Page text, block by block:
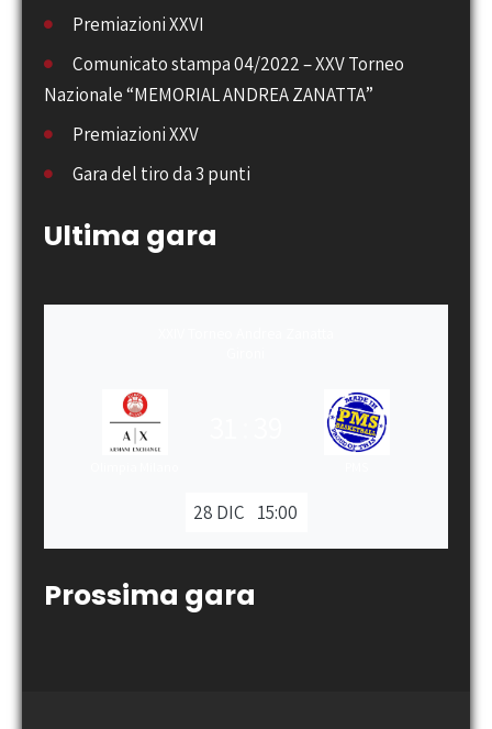
Premiazioni XXVI
Comunicato stampa 04/2022 – XXV Torneo
Nazionale “MEMORIAL ANDREA ZANATTA”
Premiazioni XXV
Gara del tiro da 3 punti
Ultima gara
28 DIC 15:00
Prossima gara